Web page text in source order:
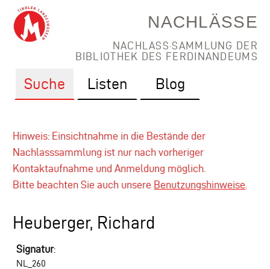
NACHLÄSSE
NACHLASS·SAMMLUNG DER
BIBLIOTHEK DES FERDINANDEUMS
Suche Listen Blog
Hinweis: Einsichtnahme in die Bestände der
Nachlasssammlung ist nur nach vorheriger
Kontaktaufnahme und Anmeldung möglich.
Bitte beachten Sie auch unsere Benutzungshinweise
Heuberger, Richard
Signatur:
NL_260